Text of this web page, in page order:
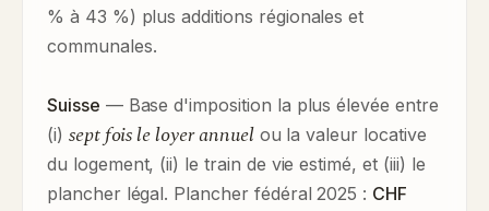
% à 43 %) plus additions régionales et
communales.
Suisse — Base d'imposition la plus élevée entre
(i) sept fois le loyer annuelou la valeur locative
du logement, (ii) le train de vie estimé, et (iii) le
plancher légal. Plancher fédéral 2025 : CHF